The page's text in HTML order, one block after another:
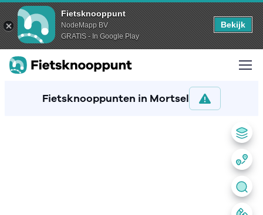
Fietsknooppunt
NodeMapp BV
GRATIS - In Google Play
Bekijk
Fietsknooppunten in Mortsel